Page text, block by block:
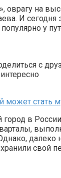
оврагу на
И сегодня
у
с
может стать
в
далеко
свой